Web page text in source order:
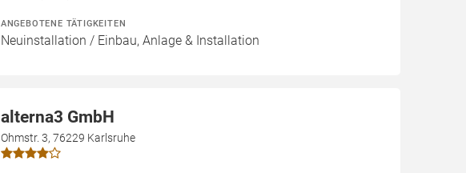
ANGEBOTENE TÄTIGKEITEN
Neuinstallation / Einbau, Anlage & Installation
alterna3 GmbH
Ohmstr. 3, 76229 Karlsruhe